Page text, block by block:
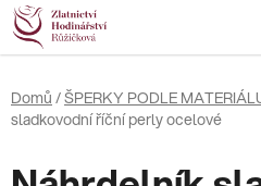
Přejít
na
obsah
Domů /ŠPERKY PODLE
sladkovodní říční perly ocelové